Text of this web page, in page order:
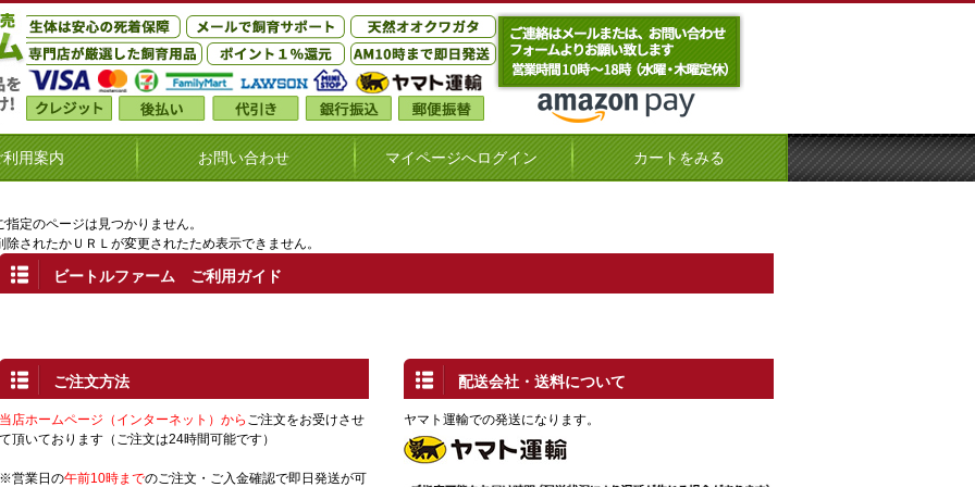
利用案内 お問い合わせ マイページへログイン カートをみる
指定のページは見つかりません。
除されたかＵＲＬが変更されたため表示できません。
ビートルファーム ご利用ガイド
ご注文方法
当店ホームページ（インターネット）から ご注文をお受けさせ
て頂いております（ご注文は24時間可能です）
※営業日の午前10時までのご注文・ご入金確認で即日発送が可
配送会社・送料について
ヤマト運輸での発送になります。